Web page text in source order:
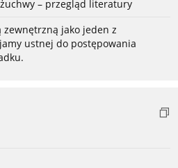
– przegląd literatury
zewnętrzną jako jeden z
ustnej do postępowania